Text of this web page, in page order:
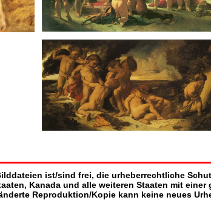
ist/sind frei, die urheberrechtliche
Kanada und alle weiteren Staaten mit
Reproduktion/Kopie kann keine neues